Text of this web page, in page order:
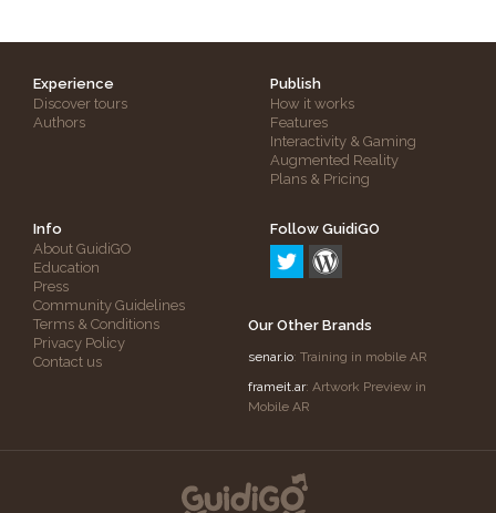
Experience
Discover tours
Authors
Publish
How it works
Features
Interactivity & Gaming
Augmented Reality
Plans & Pricing
Info
About GuidiGO
Education
Press
Community Guidelines
Terms & Conditions
Privacy Policy
Contact us
Follow GuidiGO
Our Other Brands
senar.io: Training in mobile AR
frameit.ar: Artwork Preview in
Mobile AR